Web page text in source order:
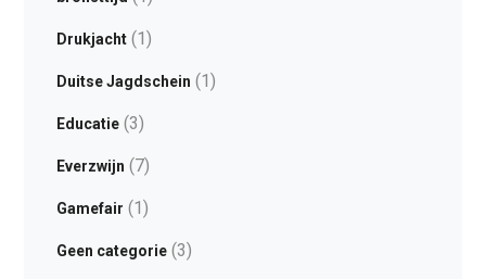
Drukjacht(1)
Duitse Jagdschein (1)
Educatie(3)
Everzwijn (7)
Gamefair (1)
Geen categorie(3)